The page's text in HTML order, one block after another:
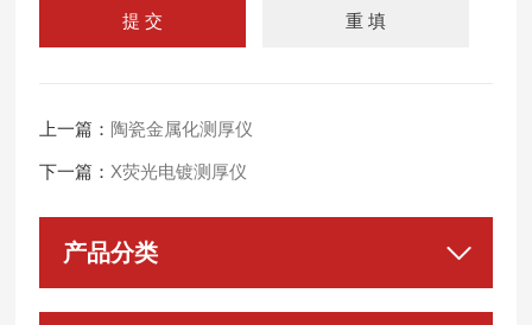
上一篇： 陶瓷金属化测厚仪
下一篇： X荧光电镀测厚仪
产品分类